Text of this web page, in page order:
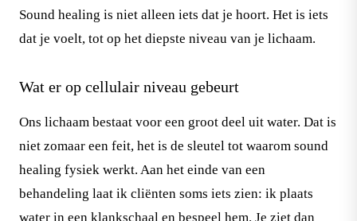
Sound healing is niet alleen iets dat je hoort. Het is iets
dat je voelt, tot op het diepste niveau van je lichaam.
Wat er op cellulair niveau gebeurt
Ons lichaam bestaat voor een groot deel uit water. Dat is
niet zomaar een feit, het is de sleutel tot waarom sound
healing fysiek werkt. Aan het einde van een
behandeling laat ik cliënten soms iets zien: ik plaats
water in een klankschaal en bespeel hem. Je ziet dan